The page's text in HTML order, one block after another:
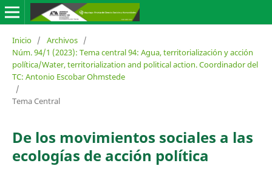
Inicio / Archivos /
Núm. 94/1 (2023): Tema central 94: Agua, territorialización y acción
política/Water, territorialization and political action. Coordinador del
TC: Antonio Escobar Ohmstede
/
Tema Central
De los movimientos sociales a las
ecologías de acción política